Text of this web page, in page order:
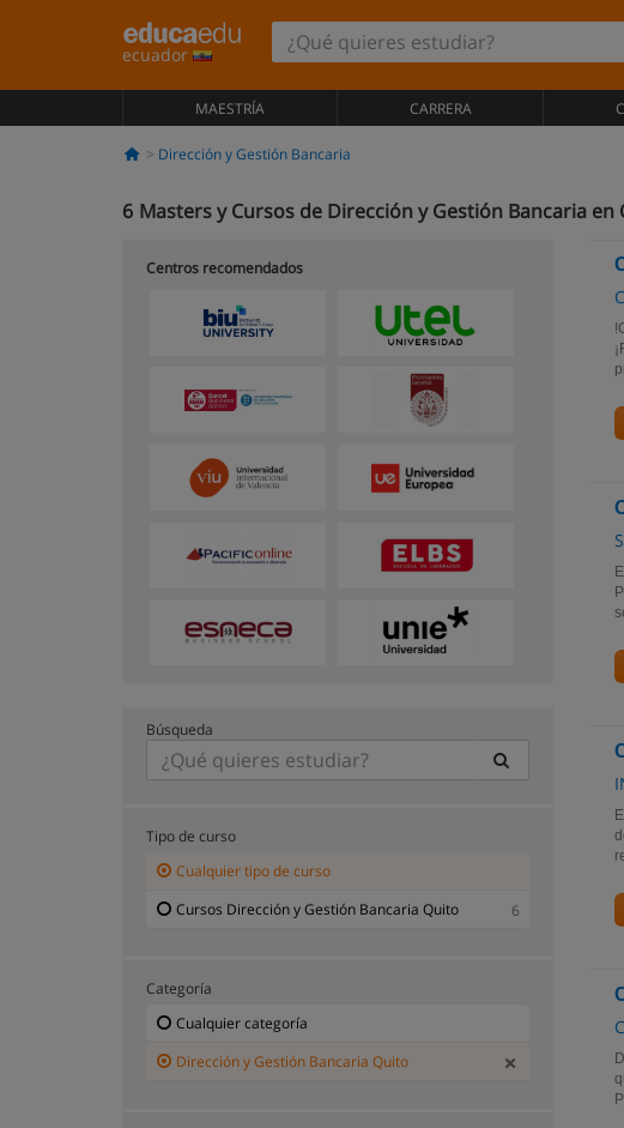
ecuador
MAESTRÍA CARRERA
Dirección y Gestión Bancaria
6 Masters y Cursos de Dirección y Gestión Bancaria en
Centros recomendados
Búsqueda
Tipo de curso
Cualquier tipo de curso
Cursos Dirección y Gestión Bancaria Quito
6
Categoría
Cualquier categoría
Dirección y Gestión Bancaria Quito